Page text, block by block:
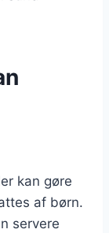
kan gøre
af børn.
servere